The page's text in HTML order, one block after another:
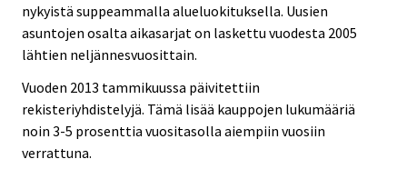
nykyistä suppeammalla alueluokituksella. Uusien
asuntojen osalta aikasarjat on laskettu vuodesta 2005
lähtien neljännesvuosittain.
Vuoden 2013 tammikuussa päivitettiin
rekisteriyhdistelyjä. Tämä lisää kauppojen lukumääriä
noin 3-5 prosenttia vuositasolla aiempiin vuosiin
verrattuna.